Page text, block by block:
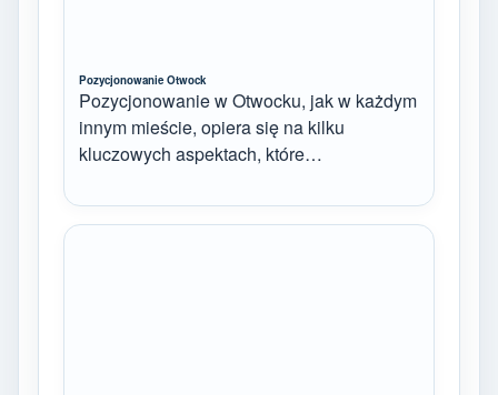
Pozycjonowanie Otwock
Pozycjonowanie w Otwocku, jak w każdym
innym mieście, opiera się na kilku
kluczowych aspektach, które…